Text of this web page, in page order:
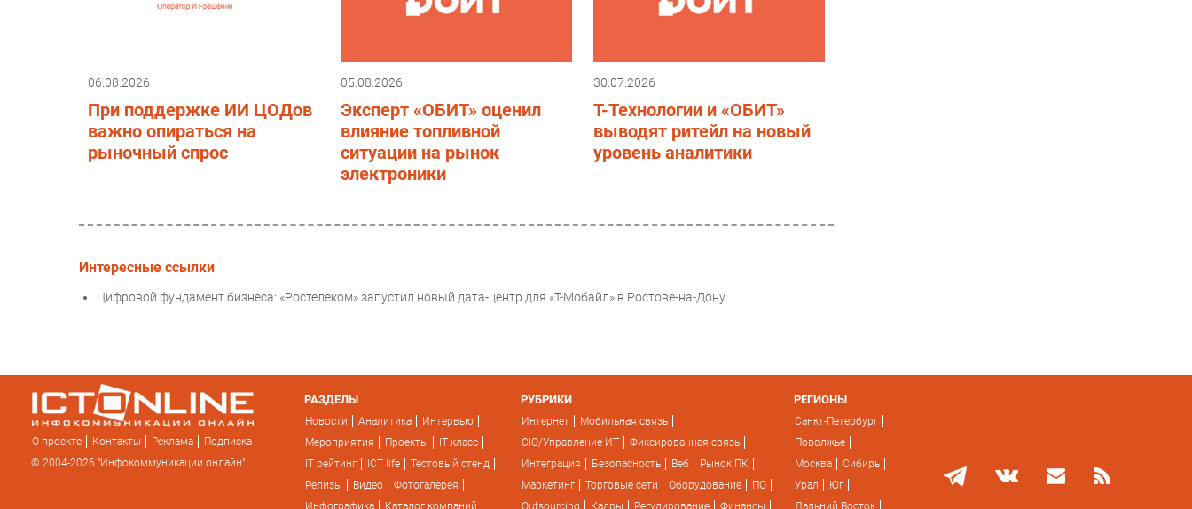
06.08.2026
При поддержке ИИ ЦОДов
важно опираться на
рыночный спрос
05.08.2026
Эксперт «ОБИТ» оценил
влияние топливной
ситуации на рынок
электроники
30.07.2026
Т-Технологии и «ОБИТ»
выводят ритейл на новый
уровень аналитики
Интересные ссылки
Цифровой фундамент бизнеса: «Ростелеком» запустил новый дата-центр для «Т-Мобайл» в Ростове-на-Дону
О проекте Контакты Реклама
Подписка
© 2004-2026 "Инфокоммуникации онлайн"
РАЗДЕЛЫ
Новости Аналитика
Интервью
Мероприятия
Проекты
IT класс
IT рейтинг
ICT life
Тестовый стенд
Релизы
Видео
Фотогалерея
Инфографика
Каталог компаний
РУБРИКИ
Интернет
Мобильная связь
CIO/Управление ИТ
Фиксированная связь
Интеграция
Безопасность Веб
Рынок ПК
Маркетинг
Торговые сети Оборудование
ПО
Outsourcing
Кадры Регулирование Финансы
РЕГИОНЫ
Санкт-Петербург
Поволжье
Москва
Сибирь
Урал
Юг
Дальний Восток